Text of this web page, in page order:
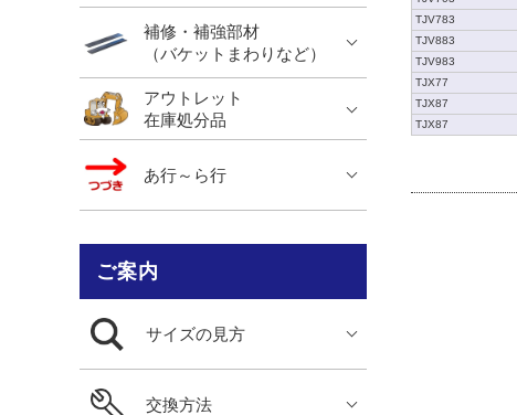
TJV783
TJV883
TJV983
TJX77
TJX87
TJX87
補修・補強部材
（バケットまわりなど）
アウトレット
在庫処分品
あ行～ら行
ご案内
サイズの見方
交換方法